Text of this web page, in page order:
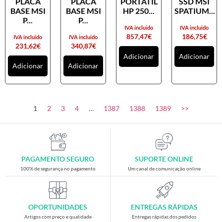
Placas gráficas
SAIS
Ventoínhas
Computadores
All-in-One
Gaming
Acessórios gaming
Cadeiras gaming
Merchandising
BASE MSI
P...
231,62€
IVA incluido
Adicionar
BASE MSI
P...
340,87€
IVA incluido
Adicionar
HP 250...
857,47€
IVA incluido
Adicionar
SPATIUM...
186,75€
IVA incluido
Adicionar
1 2 3 4 … 1387 1388 1389 >>
PAGAMENTO SEGURO
100% de segurança no pagamento
SUPORTE ONLINE
Um canal de comunicação online
OPORTUNIDADES
Artigos com preço e qualidade
ENTREGAS RÁPIDAS
Entregas rápidas dos pedidos